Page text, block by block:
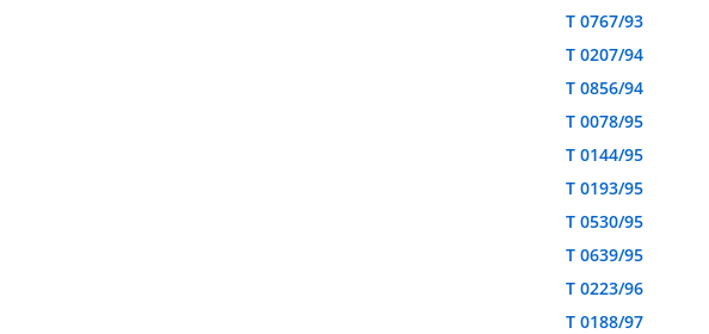
T 0767/93
T 0207/94
T 0856/94
T 0078/95
T 0144/95
T 0193/95
T 0530/95
T 0639/95
T 0223/96
T 0188/97